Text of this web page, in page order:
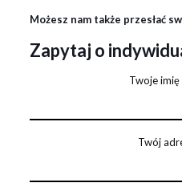
Możesz nam także przesłać
Zapytaj o
Twoje
Twój